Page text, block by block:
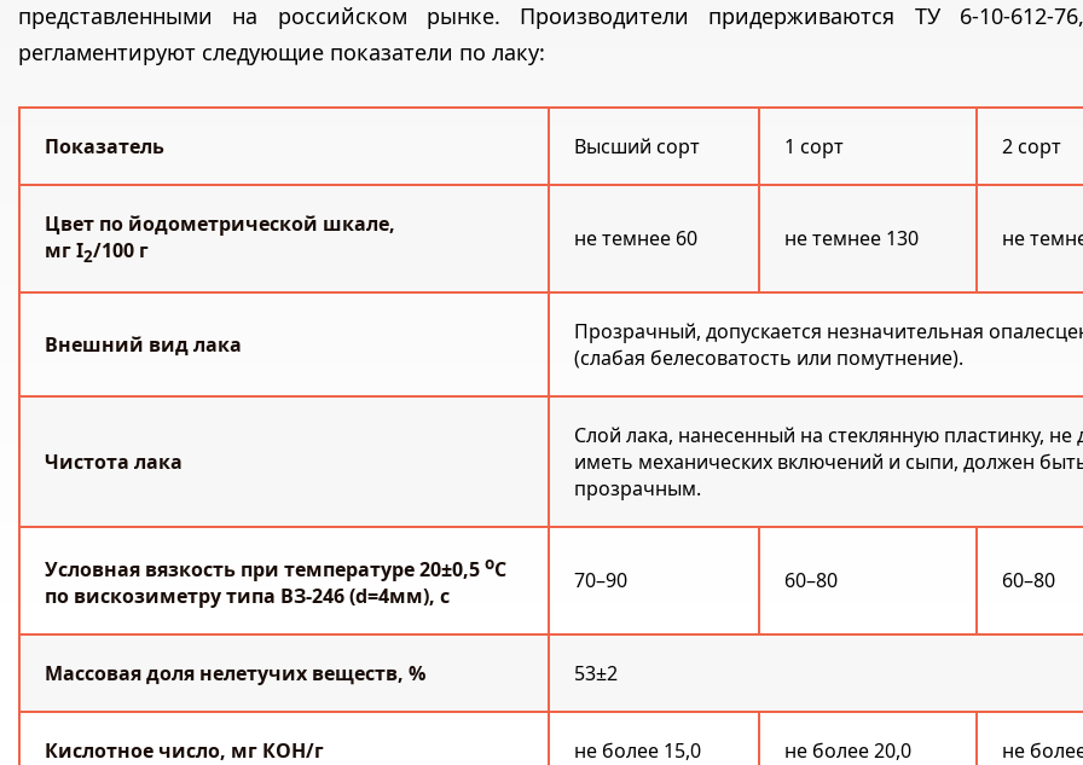
представленными на российском рынке. Производители придерживаются ТУ 6-10-612-
регламентируют следующие показатели по лаку:
Показатель Высший сорт 1 сорт 2 сорт
Цвет по йодометрической шкале,
мг I2/100 г не темнее 60 не темнее 130 не
Внешний вид лака
Прозрачный, допускается незначительная
(слабая белесоватость или помутнение).
Чистота лака
Слой лака, нанесенный на стеклянную пластинку, не
иметь механических включений и сыпи, должен
прозрачным.
Условная вязкость при температуре 20±0,5 оС
по вискозиметру типа ВЗ-246 (d=4мм), с
70–90 60–80 60–80
Массовая доля нелетучих веществ, % 53±2
Кислотное число, мг КОН/г не более 15,0 не более 20,0 не